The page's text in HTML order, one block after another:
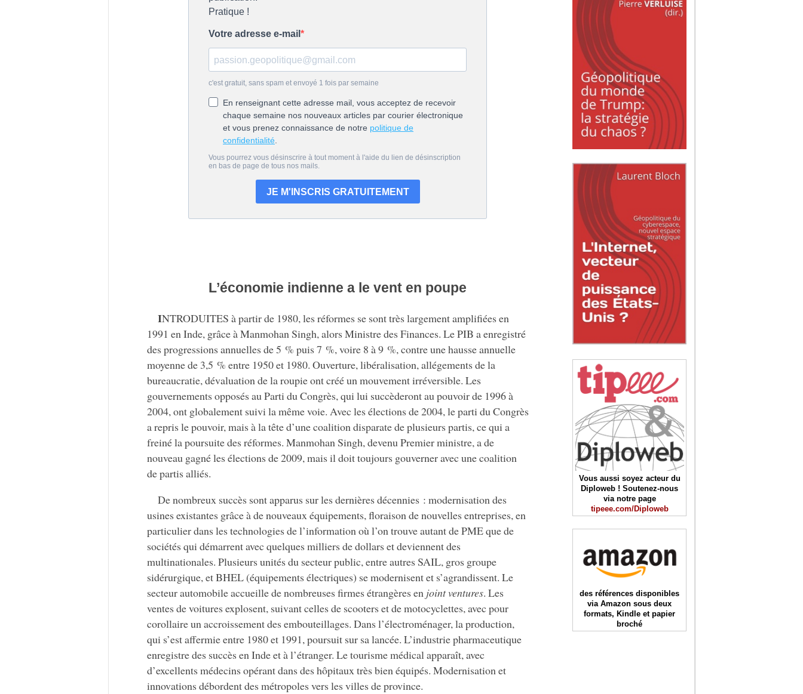
L’économie indienne a le vent en poupe
INTRODUITES à partir de 1980, les réformes se sont très largement amplifiées en
1991 en Inde, grâce à Manmohan Singh, alors Ministre des Finances. Le PIB a enregistré
des progressions annuelles de 5 % puis 7 %, voire 8 à 9 %, contre une hausse annuelle
moyenne de 3,5 % entre 1950 et 1980. Ouverture, libéralisation, allégements de la
bureaucratie, dévaluation de la roupie ont créé un mouvement irréversible. Les
gouvernements opposés au Parti du Congrès, qui lui succèderont au pouvoir de 1996 à
2004, ont globalement suivi la même voie. Avec les élections de 2004, le parti du Congrès
a repris le pouvoir, mais à la tête d’une coalition disparate de plusieurs partis, ce qui a
freiné la poursuite des réformes. Manmohan Singh, devenu Premier ministre, a de
nouveau gagné les élections de 2009, mais il doit toujours gouverner avec une coalition
de partis alliés.
De nombreux succès sont apparus sur les dernières décennies : modernisation des
usines existantes grâce à de nouveaux équipements, floraison de nouvelles entreprises, en
particulier dans les technologies de l’information où l’on trouve autant de PME que de
sociétés qui démarrent avec quelques milliers de dollars et deviennent des
multinationales. Plusieurs unités du secteur public, entre autres SAIL, gros groupe
sidérurgique, et BHEL (équipements électriques) se modernisent et s’agrandissent. Le
secteur automobile accueille de nombreuses firmes étrangères en joint ventures. Les
ventes de voitures explosent, suivant celles de scooters et de motocyclettes, avec pour
corollaire un accroissement des embouteillages. Dans l’électroménager, la production,
qui s’est affermie entre 1980 et 1991, poursuit sur sa lancée. L’industrie pharmaceutique
enregistre des succès en Inde et à l’étranger. Le tourisme médical apparaît, avec
d’excellents médecins opérant dans des hôpitaux très bien équipés. Modernisation et
innovations débordent des métropoles vers les villes de province.
Vous aussi soyez acteur du
Diploweb ! Soutenez-nous
via notre page
tipeee.com/Diploweb
des références disponibles
via Amazon sous deux
formats, Kindle et papier
broché